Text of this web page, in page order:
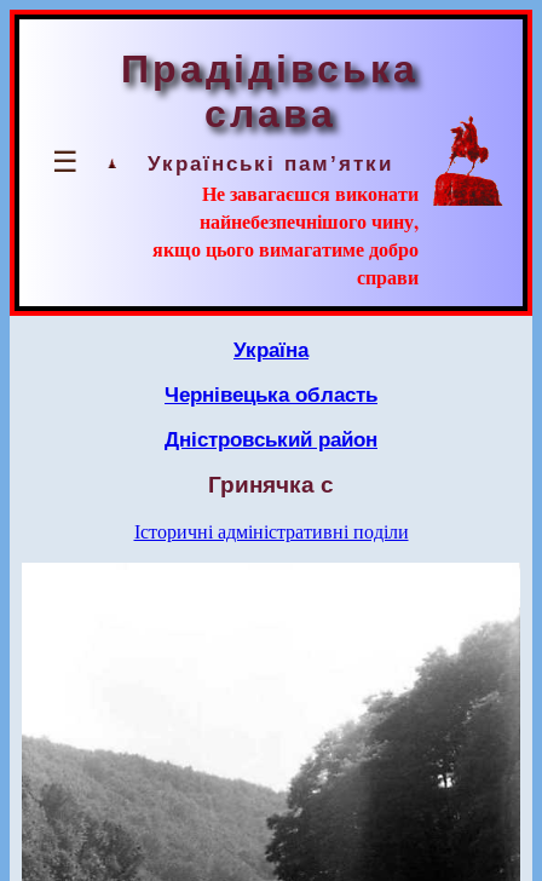
☰
Прадідівська
слава
Українські пам’ятки
Не завагаєшся виконати
найнебезпечнішого чину,
якщо цього вимагатиме добро
справи
Україна
Чернівецька область
Дністровський район
Гринячка с
Історичні адміністративні поділи